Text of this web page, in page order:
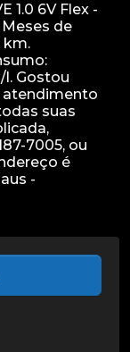
1.0 6V Flex -
de
km.
l. Gostou
atendimento
suas
7005, ou
é
-